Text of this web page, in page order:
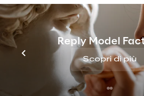
Reply Model
Scopri di più
avanzata dei dati e la delivery
personalizzati per coinvolgere i
migliorare la loro esperienza
La soluzione di 4brands Reply
una strategia omnichannel
un'interazione end-to-end con
attraverso tutti i touchpoint. Il